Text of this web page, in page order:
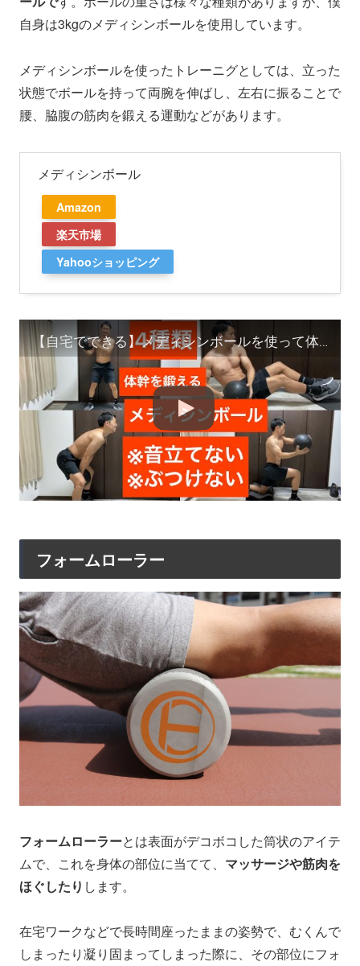
自身は3kgのメディシンボールを使用しています。
メディシンボールを使ったトレーニグとしては、立った
状態でボールを持って両腕を伸ばし、左右に振ることで
腰、脇腹の筋肉を鍛える運動などがあります。
メディシンボール
Amazon
楽天市場
Yahooショッピング
【自宅でできる】メディシンボールを使って体幹トレーニング！野球やゴルフやテニスに使える筋肉を作る！
フォームローラー
フォームローラーとは表面がデコボコした筒状のアイテ
ムで、これを身体の部位に当てて、 マッサージや筋肉を
ほぐしたり します。
在宅ワークなどで長時間座ったままの姿勢で、むくんで
しまったり凝り固まってしまった際に、その部位にフォ